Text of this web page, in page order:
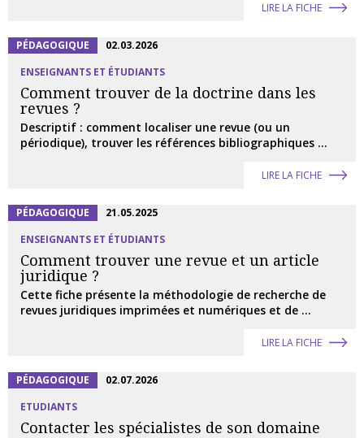
LIRE LA FICHE
PÉDAGOGIQUE
02.03.2026
ENSEIGNANTS ET ÉTUDIANTS
Comment trouver de la doctrine dans les
revues ?
Descriptif : comment localiser une revue (ou un
périodique), trouver les références bibliographiques ...
LIRE LA FICHE
PÉDAGOGIQUE
21.05.2025
ENSEIGNANTS ET ÉTUDIANTS
Comment trouver une revue et un article
juridique ?
Cette fiche présente la méthodologie de recherche de
revues juridiques imprimées et numériques et de ...
LIRE LA FICHE
PÉDAGOGIQUE
02.07.2026
ETUDIANTS
Contacter les spécialistes de son domaine